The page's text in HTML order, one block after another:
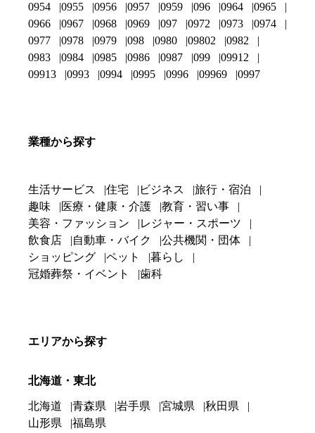
0954
0955 0956 0957 0959 096 0964
0965
0966
0967 0968 0969 097 0972 0973
0974
0977
0978 0979 098 0980 09802
0982
0983
0984 0985 0986 0987 099
09912
09913
0993 0994 0995 0996 09969 0997
業種から探す
生活サービス 住宅 ビジネス
旅行・宿泊
趣味
医療・健康・介護
教育・習い事
美容・ファッション
レジャー・スポーツ
飲食店
自動車・バイク
公共機関・団体
ショッピング
ペット
暮らし
冠婚葬祭・イベント
歯科
エリアから探す
北海道・東北
北海道 青森県 岩手県 宮城県
秋田県
山形県
福島県